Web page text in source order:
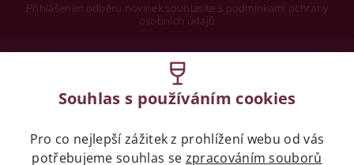
Přihlášením odběru novinek souhlasíte s podmínkami ochrany
osobních údajů
Legislativa
Zákaz prodeje alkoholických nápojů osobám
mladších 18 let.
Souhlas s používáním cookies
Pro co nejlepší zážitek z prohlížení webu od vás
potřebujeme souhlas se zpracováním souborů